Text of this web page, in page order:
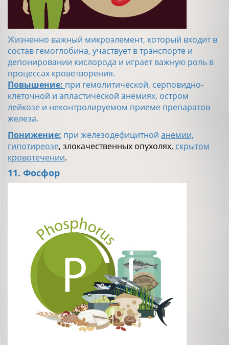
Жизненно важный микроэлемент, который входит в
состав гемоглобина, участвует в транспорте и
депонировании кислорода и играет важную роль в
процессах кроветворения.
Повышение: при гемолитической, серповидно-
клеточной и апластической анемиях, остром
лейкозе и неконтролируемом приеме препаратов
железа.
Понижение: при железодефицитной анемии,
гипотиреозе, злокачественных опухолях, скрытом
кровотечении.
11. Фосфор